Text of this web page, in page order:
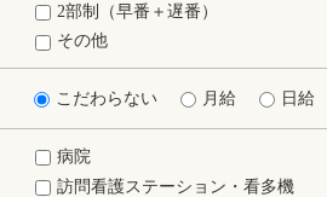
2部制（早番＋遅番）
その他
こだわらない 月給 日給
病院
訪問看護ステーション・看多機